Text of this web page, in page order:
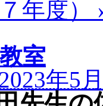
年度）
室
年5